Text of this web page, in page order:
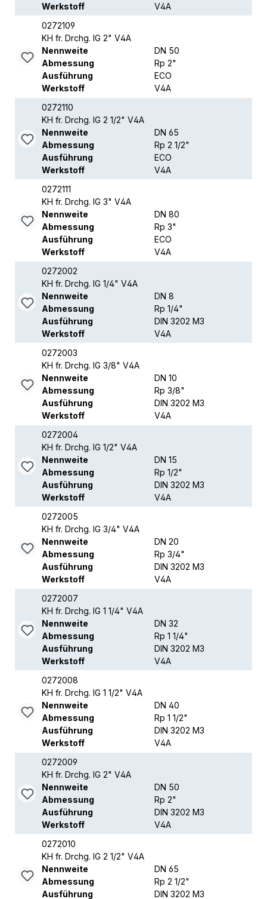
Werkstoff
V4A
0272109
KH fr. Drchg. IG 2" V4A
Nennweite
DN 50
Abmessung
Rp 2"
Ausführung
ECO
Werkstoff
V4A
0272110
KH fr. Drchg. IG 2 1/2" V4A
Nennweite
DN 65
Abmessung
Rp 2 1/2"
Ausführung
ECO
Werkstoff
V4A
0272111
KH fr. Drchg. IG 3" V4A
Nennweite
DN 80
Abmessung
Rp 3"
Ausführung
ECO
Werkstoff
V4A
0272002
KH fr. Drchg. IG 1/4" V4A
Nennweite
DN 8
Abmessung
Rp 1/4"
Ausführung
DIN 3202 M3
Werkstoff
V4A
0272003
KH fr. Drchg. IG 3/8" V4A
Nennweite
DN 10
Abmessung
Rp 3/8"
Ausführung
DIN 3202 M3
Werkstoff
V4A
0272004
KH fr. Drchg. IG 1/2" V4A
Nennweite
DN 15
Abmessung
Rp 1/2"
Ausführung
DIN 3202 M3
Werkstoff
V4A
0272005
KH fr. Drchg. IG 3/4" V4A
Nennweite
DN 20
Abmessung
Rp 3/4"
Ausführung
DIN 3202 M3
Werkstoff
V4A
0272007
KH fr. Drchg. IG 1 1/4" V4A
Nennweite
DN 32
Abmessung
Rp 1 1/4"
Ausführung
DIN 3202 M3
Werkstoff
V4A
0272008
KH fr. Drchg. IG 1 1/2" V4A
Nennweite
DN 40
Abmessung
Rp 1 1/2"
Ausführung
DIN 3202 M3
Werkstoff
V4A
0272009
KH fr. Drchg. IG 2" V4A
Nennweite
DN 50
Abmessung
Rp 2"
Ausführung
DIN 3202 M3
Werkstoff
V4A
0272010
KH fr. Drchg. IG 2 1/2" V4A
Nennweite
DN 65
Abmessung
Rp 2 1/2"
Ausführung
DIN 3202 M3